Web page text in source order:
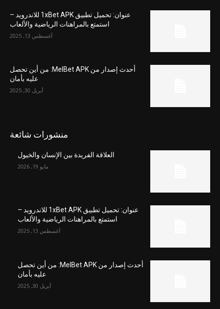
عنوان: تحميل تطبيق 1xBet APK للاندرويد –
استمتع بالمراهنات الرياضية والألعاب
أغسطس 13, 2025
أحدث إصدار من MelBet APK: من أين تحصل
عليه بأمان
أبريل 30, 2025
منشورات شائعة
العلاقة الفريدة بين الإنسان والخيول
مايو 19, 2026
عنوان: تحميل تطبيق 1xBet APK للاندرويد –
استمتع بالمراهنات الرياضية والألعاب
أغسطس 13, 2025
أحدث إصدار من MelBet APK: من أين تحصل
عليه بأمان
أبريل 30, 2025